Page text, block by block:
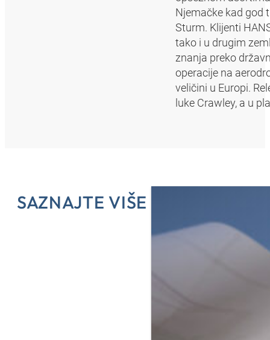
Njemačke kad god
Sturm. Klijenti
tako i u drugim
znanja preko
operacije na
veličini u Europi.
luke Crawley, a u
SAZNAJTE VIŠE